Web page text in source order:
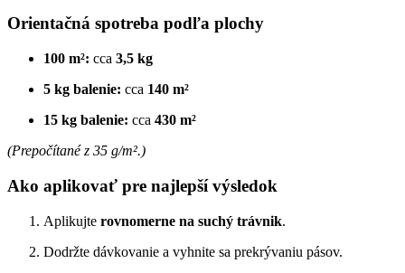
Orientačná spotreba podľa plochy
100 m²: cca 3,5 kg
5 kg balenie: cca 140 m²
15 kg balenie: cca 430 m²
(Prepočítané z 35 g/m².)
Ako aplikovať pre najlepší výsledok
Aplikujte rovnomerne na suchý trávnik.
Dodržte dávkovanie a vyhnite sa prekrývaniu pásov.